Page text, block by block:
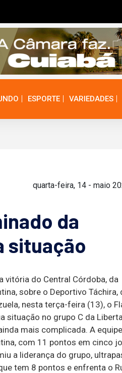
ESPORTE VARIEDADES
quarta-feira, 14 - maio
da
situação
vitória do Central Córdoba, da
sobre o Deportivo Táchira,
nesta terça-feira (13), o
situação no grupo C da
mais complicada. A equipe
com 11 pontos em cinco
a liderança do grupo,
tem 8 pontos e enfrenta o